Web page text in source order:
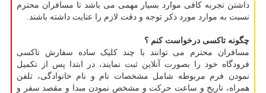
داشتن تجربه کافی موارد بسیار مهمی می باشد تا مسافران محترم
نسبت به موارد مورد ذکر توجه و دقت لازم را عنایت داشته باشند.
چگونه تاکسی درخواست کنم ؟
مسافران محترم می توانند با چند کلیک ساده سفارش تاکسی
فرودگاه خود را بصورت آنلاین ثبت نمایند، در ابتدا پس از تکمیل
نمودن فرم مربوطه شامل مشخصات نام و نام خانوادگی، تلفن
همراه، تاریخ و ساعت حرکت و مشخص نمودن مبدا و مقصد سفر و